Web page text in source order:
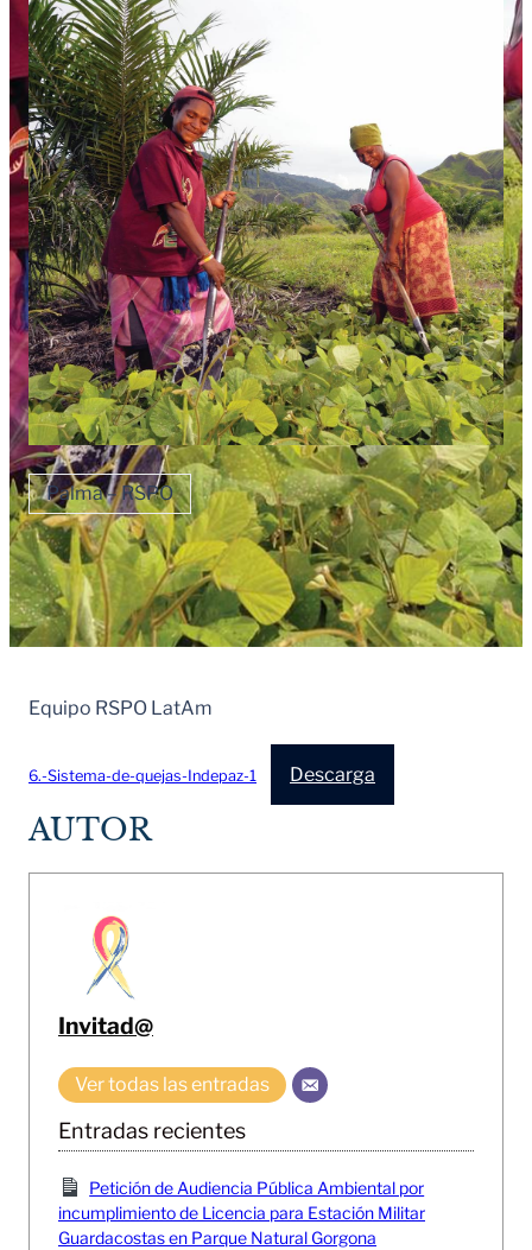
Palma – RSPO
Equipo RSPO LatAm
6.-Sistema-de-quejas-Indepaz-1 Descarga
AUTOR
Invitad@
Ver todas las entradas
Entradas recientes
Petición de Audiencia Pública Ambiental por
incumplimiento de Licencia para Estación Militar
Guardacostas en Parque Natural Gorgona